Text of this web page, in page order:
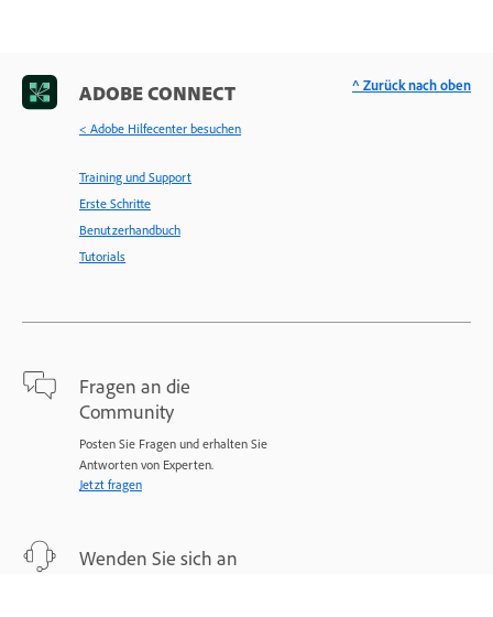
ADOBE CONNECT
< Adobe Hilfecenter besuchen
Training und Support
Erste Schritte
Benutzerhandbuch
Tutorials
Fragen an die
Community
Posten Sie Fragen und erhalten Sie
Antworten von Experten.
Jetzt fragen
Wenden Sie sich an
^ Zurück nach oben